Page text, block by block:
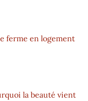
ferme en logement
la beauté vient